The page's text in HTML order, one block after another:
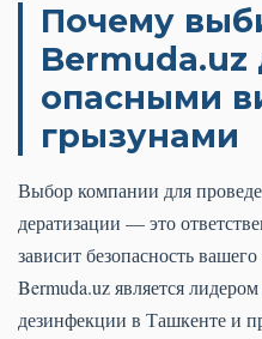
Почему
опасными
грызунами
Выбор компании для
дератизации — это
зависит безопасность
Bermuda.uz является
дезинфекции в Ташкенте и